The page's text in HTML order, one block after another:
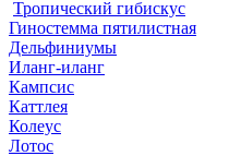
Тропический гибискус
Гиностемма пятилистная
Дельфиниумы
Иланг-иланг
Кампсис
Каттлея
Колеус
Лотос